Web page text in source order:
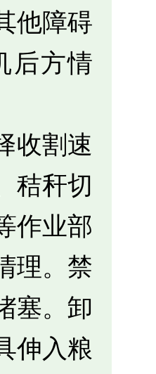
他障碍
后方情
收割速
秸秆切
作业部
理。禁
塞。卸
伸入粮